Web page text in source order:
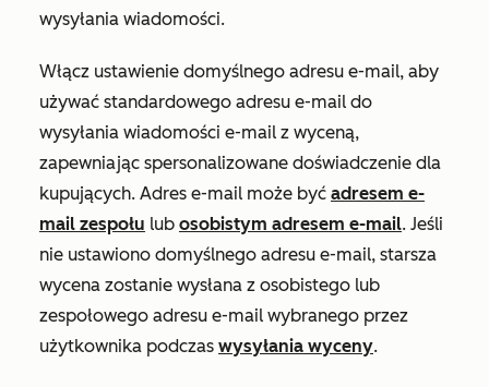
wysyłania wiadomości.
Włącz ustawienie domyślnego adresu e-mail, aby
używać standardowego adresu e-mail do
wysyłania wiadomości e-mail z wyceną,
zapewniając spersonalizowane doświadczenie dla
kupujących. Adres e-mail może być adresem e-
mail zespołu lub osobistym adresem e-mail. Jeśli
nie ustawiono domyślnego adresu e-mail, starsza
wycena zostanie wysłana z osobistego lub
zespołowego adresu e-mail wybranego przez
użytkownika podczas wysyłania wyceny.